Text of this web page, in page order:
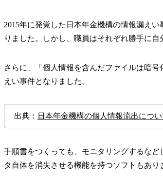
2015年に発覚した日本年金機構の情報漏え
りました。しかし、職員はそれぞれ勝手に
さらに、「個人情報を含んだファイルは暗
えい事件となりました。
出典： 日本年金機構の個人情報流出につ
手順書をつくっても、モニタリングするな
タ自体を消失させる機能を持つソフトもあ